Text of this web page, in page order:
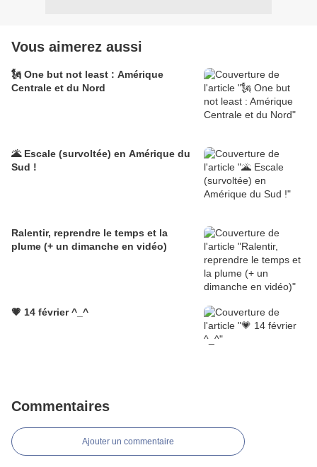
Vous aimerez aussi
🗽 One but not least : Amérique
Centrale et du Nord
🌋 Escale (survoltée) en Amérique du
Sud !
Ralentir, reprendre le temps et la
plume (+ un dimanche en vidéo)
💗 14 février ^_^
Commentaires
Ajouter un commentaire